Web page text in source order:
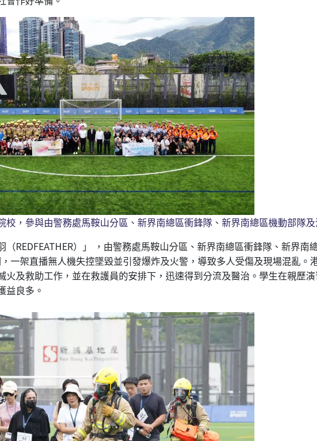
校，參與由警務處馬鞍山分區、新界南總區衝鋒隊、新界南總區機動部隊
（REDFEATHER）」 ，由警務處馬鞍山分區、新界南總區衝鋒隊、新界
一架直播無人機失控墜毀並引發爆炸及火警，導致多人受傷及現場混亂
火及救助工作，並在救護員的安排下，迅速得到分流及醫治。學生在親歷
益良多。